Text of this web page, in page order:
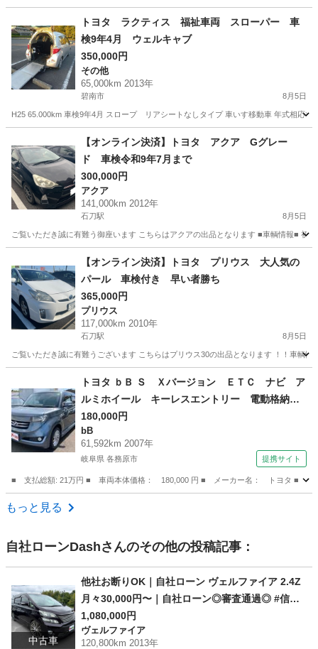
その他
トヨタ ラクティス 福祉車両 スローパー 車
検9年4月 ウェルキャブ
350,000円
その他
65,000km 2013年
碧南市 8月5日
H25 65.000km 車検9年4月 スロープ リアシートなしタイプ 車いす移動車 年式相応
その他
【オンライン決済】トヨタ アクア Gグレー
ド 車検令和9年7月まで
300,000円
アクア
141,000km 2012年
石刀駅 8月5日
ご覧いただき誠に有難う御座います こちらはアクアの出品となります ■車
石刀駅 アクア ミッション
【オンライン決済】トヨタ プリウス 大人気の
パール 車検付き 早い者勝ち
365,000円
プリウス
117,000km 2010年
石刀駅 8月5日
ご覧いただき誠に有難うございます こちらはプリウス30の出品となります
石刀駅 プリウス
トヨタ ｂＢ Ｓ Ｘバージョン ＥＴＣ ナビ ア
ルミホイール キーレスエントリー 電動格納ミ
ラー ＡＴ 衝突安全ボディ ベンチシート Ａ
ＢＳ ＣＤ ＤＶＤ再生 エアコン パワーステ
アリング 現状渡し （なし）
180,000円
bB
61,592km 2007年
岐阜県 各務原市 提携サイト
■ 支払総額: 21万円 ■ 車両本体価格： 180,000 円 ■ メーカー名： トヨタ ■
岐阜 各務原市
もっと見る
自社ローンDashさんのその他の投稿記事：
中古車
他社お断りOK｜自社ローン ヴェルファイア 2.4Z
月々30,000円〜｜自社ローン◎審査通過◎ #信用
回復ローン #他社お断りOK #自己破産OK
1,080,000円
ヴェルファイア
120,800km 2013年